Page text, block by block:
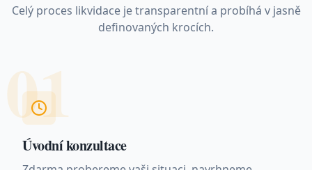
Celý proces likvidace je transparentní a probíhá v jasně
definovaných krocích.
01
Úvodní konzultace